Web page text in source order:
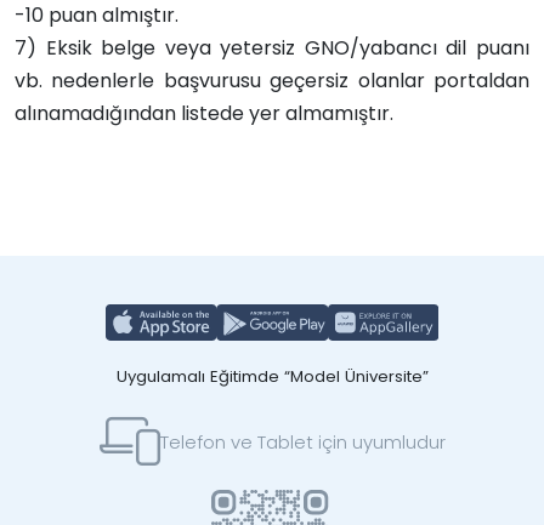
-10 puan almıştır.
7) Eksik belge veya yetersiz GNO/yabancı dil puanı
vb. nedenlerle başvurusu geçersiz olanlar portaldan
alınamadığından listede yer almamıştır.
Uygulamalı Eğitimde “Model Üniversite”
Telefon ve Tablet için uyumludur